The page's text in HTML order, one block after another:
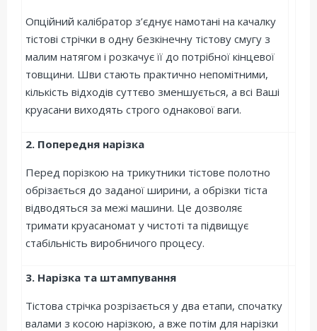
Опційний калібратор з’єднує намотані на качалку
тістові стрічки в одну безкінечну тістову смугу з
малим натягом і розкачує її до потрібної кінцевої
товщини. Шви стають практично непомітними,
кількість відходів суттєво зменшується, а всі Ваші
круасани виходять строго однакової ваги.
2. Попередня нарізка
Перед порізкою на трикутники тістове полотно
обрізається до заданої ширини, а обрізки тіста
відводяться за межі машини. Це дозволяє
тримати круасаномат у чистоті та підвищує
стабільність виробничого процесу.
3. Нарізка та штампування
Тістова стрічка розрізається у два етапи, спочатку
валами з косою нарізкою, а вже потім для нарізки